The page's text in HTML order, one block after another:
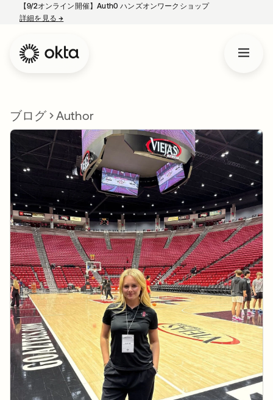
【9/2オンライン開催】Auth0 ハンズオンワークショップ
詳細を見る→
ブログ Author